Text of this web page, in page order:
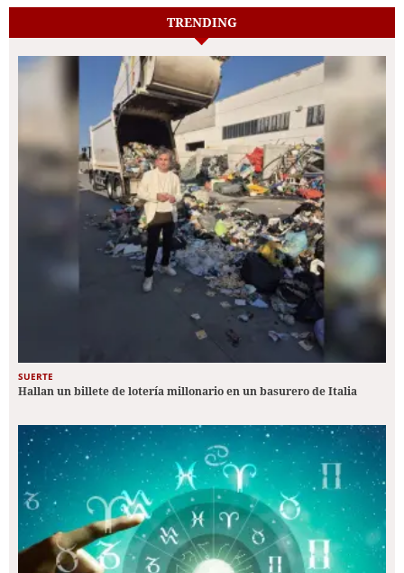
TRENDING
SUERTE
Hallan un billete de lotería millonario en un basurero de Italia